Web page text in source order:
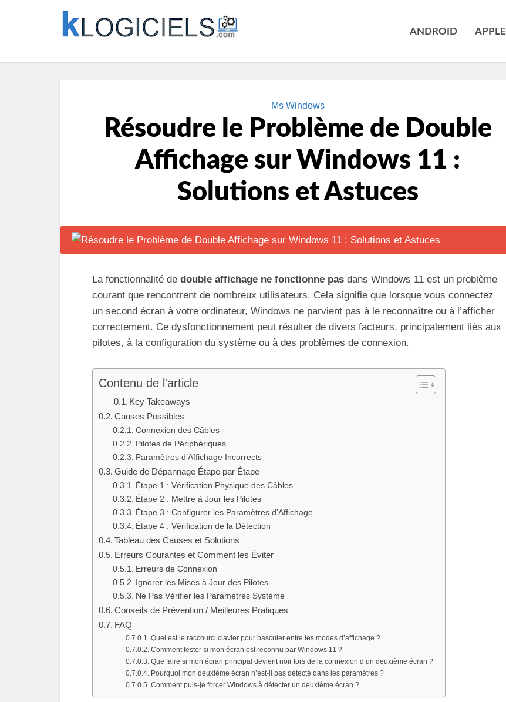
ANDROID APPLE
Ms Windows
Résoudre le Problème de Double
Affichage sur Windows 11 :
Solutions et Astuces
La fonctionnalité de double affichage ne fonctionne pas dans Windows 11 est un problème
courant que rencontrent de nombreux utilisateurs. Cela signifie que lorsque vous connectez
un second écran à votre ordinateur, Windows ne parvient pas à le reconnaître ou à l’afficher
correctement. Ce dysfonctionnement peut résulter de divers facteurs, principalement liés aux
pilotes, à la configuration du système ou à des problèmes de connexion.
Contenu de l'article
Key Takeaways
Causes Possibles
Connexion des Câbles
Pilotes de Périphériques
Paramètres d’Affichage Incorrects
Guide de Dépannage Étape par Étape
Étape 1 : Vérification Physique des Câbles
Étape 2 : Mettre à Jour les Pilotes
Étape 3 : Configurer les Paramètres d’Affichage
Étape 4 : Vérification de la Détection
Tableau des Causes et Solutions
Erreurs Courantes et Comment les Éviter
Erreurs de Connexion
Ignorer les Mises à Jour des Pilotes
Ne Pas Vérifier les Paramètres Système
Conseils de Prévention / Meilleures Pratiques
FAQ
Quel est le raccourci clavier pour basculer entre les modes d’affichage ?
Comment tester si mon écran est reconnu par Windows 11 ?
Que faire si mon écran principal devient noir lors de la connexion d’un deuxième écran ?
Pourquoi mon deuxième écran n’est-il pas détecté dans les paramètres ?
Comment puis-je forcer Windows à détecter un deuxième écran ?